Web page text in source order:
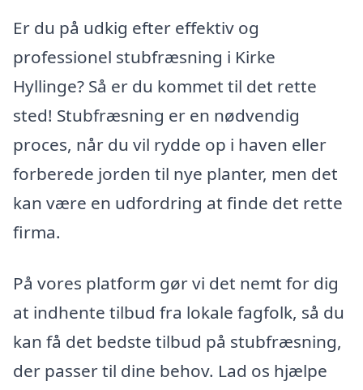
Er du på udkig efter effektiv og
professionel stubfræsning i Kirke
Hyllinge? Så er du kommet til det rette
sted! Stubfræsning er en nødvendig
proces, når du vil rydde op i haven eller
forberede jorden til nye planter, men det
kan være en udfordring at finde det rette
firma.
På vores platform gør vi det nemt for dig
at indhente tilbud fra lokale fagfolk, så du
kan få det bedste tilbud på stubfræsning,
der passer til dine behov. Lad os hjælpe